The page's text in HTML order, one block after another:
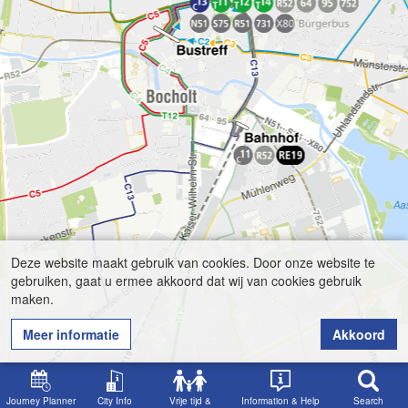
Journey Planner City Info
Vrije tijd &
Information & Help Search
Deze website maakt gebruik van cookies. Door onze website te
gebruiken, gaat u ermee akkoord dat wij van cookies gebruik
maken.
Meer informatie
Akkoord